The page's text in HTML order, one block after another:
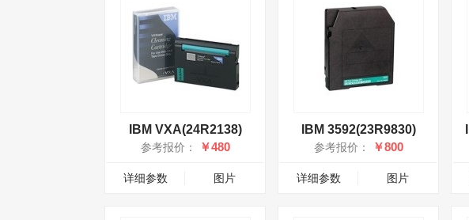
IBM VXA(24R2138)
参考报价： ￥480
详细参数 图片
IBM 3592(23R9830)
参考报价： ￥800
详细参数 图片